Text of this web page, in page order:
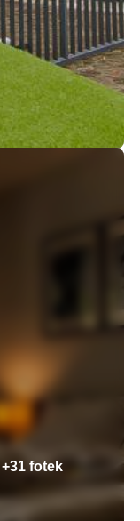
+31 fotek